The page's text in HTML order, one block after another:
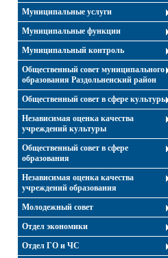
Муниципальные услуги
Муниципальные функции
Муниципальный контроль
Общественный совет муниципального
образования Раздольненский район
Общественный совет в сфере культуры
Независимая оценка качества
учреждений культуры
Общественный совет в сфере
образования
Независимая оценка качества
учреждений образования
Молодежный совет
Отдел экономики
Отдел ГО и ЧС